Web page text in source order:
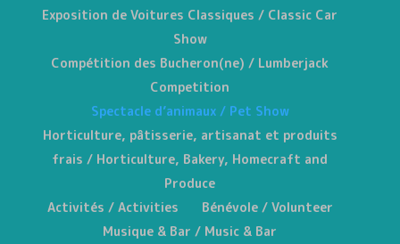
Exposition de Voitures Classiques / Classic Car
Show
Compétition des Bucheron(ne) / Lumberjack
Competition
Spectacle d’animaux / Pet Show
Horticulture, pâtisserie, artisanat et produits
frais / Horticulture, Bakery, Homecraft and
Produce
Activités / Activities
Bénévole / Volunteer
Musique & Bar / Music & Bar